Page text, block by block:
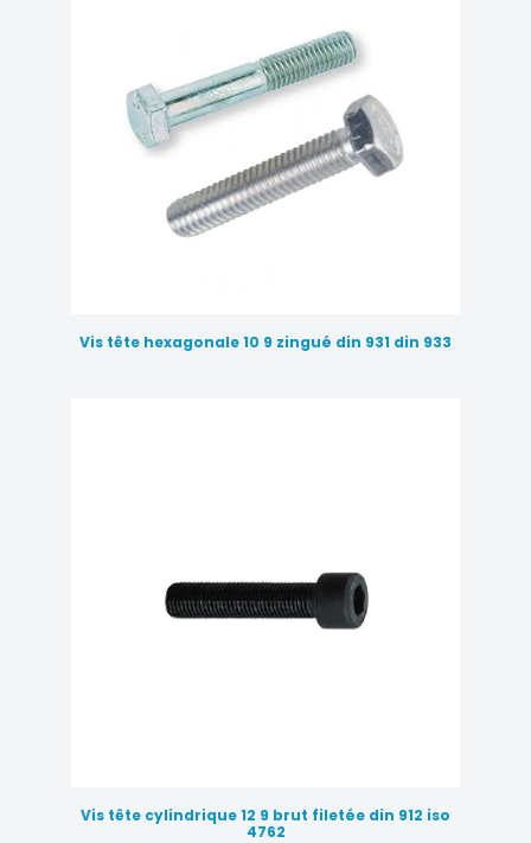
Vis tête hexagonale 10 9 zingué din 931 din 933
Vis tête cylindrique 12 9 brut filetée din 912 iso
4762